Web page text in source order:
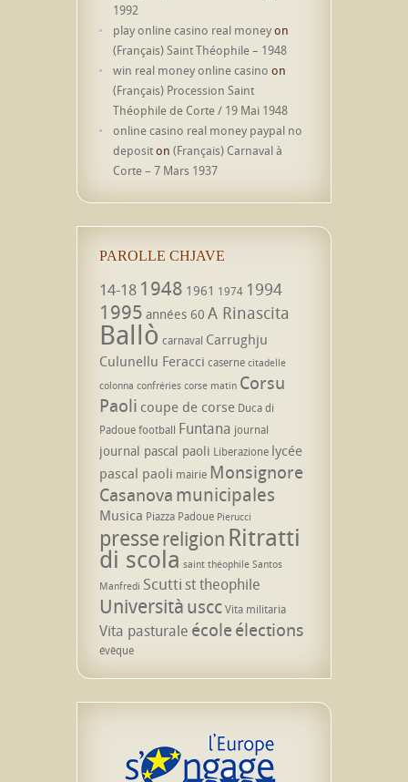
1992
play online casino real moneyon
(Français) Saint Théophile – 1948
win real money online casino on
(Français) Procession Saint
Théophile de Corte / 19 Mai 1948
online casino real money paypal no
depositon (Français) Carnaval à
Corte – 7 Mars 1937
PAROLLE CHJAVE
14-18 1948 1961 1974 1994
1995 années 60 A Rinascita
Ballò carnaval Carrughju
Culunellu Feracci caserne citadelle
colonna confréries corse matin Corsu
Paoli coupe de corse Duca di
Padouefootball Funtana journal
journal pascal paoli Liberazione lycée
pascal paoli mairie Monsignore
Casanova municipales
Musica Piazza Padoue Pierucci
pressereligion Ritratti
di scola saint théophile Santos
Manfredi Scuttist theophile
UniversitàusccVita militaria
Vita pasturale écoleélections
évêque